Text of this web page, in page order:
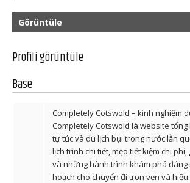
Görüntüle
Profili görüntüle
Base
Completely Cotswold – kinh nghiệm
Completely Cotswold là website
tự túc và du lịch bụi trong nước lẫn
lịch trình chi tiết, mẹo tiết kiệm chi
và những hành trình khám phá đáng
hoạch cho chuyến đi trọn vẹn và